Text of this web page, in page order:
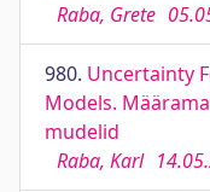
Raba, Grete
980. Uncertainty
Models.
mudelid
Raba, Karl